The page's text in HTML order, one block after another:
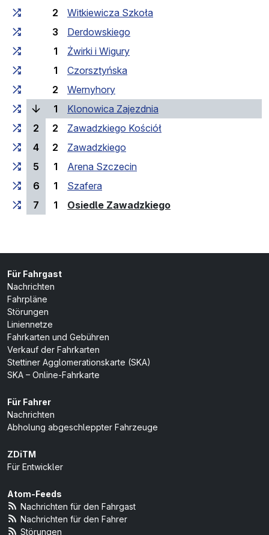
2
Witkiewicza Szkoła
3
Derdowskiego
1
Żwirki i Wigury
1
Czorsztyńska
2
Wernyhory
1
Klonowica Zajezdnia
2
2
Zawadzkiego Kościół
4
2
Zawadzkiego
5
1
Arena Szczecin
6
1
Szafera
7
1 Osiedle Zawadzkiego(Endhaltestelle)
Für Fahrgast
Nachrichten
Fahrpläne
Störungen
Liniennetze
Fahrkarten und Gebühren
Verkauf der Fahrkarten
Stettiner Agglomerationskarte (SKA)
SKA – Online-Fahrkarte
Für Fahrer
Nachrichten
Abholung abgeschleppter Fahrzeuge
ZDiTM
Für Entwickler
Atom-Feeds
Nachrichten für den Fahrgast
Nachrichten für den Fahrer
Störungen